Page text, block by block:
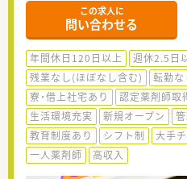
この求人に
問い合わせる
年間休日120日以上 週休2.5日
残業なし(ほぼなし含む)
転勤な
寮・借上社宅あり
認定薬剤師取
生活環境充実
新規オープン
教育制度あり
シフト制 大手
一人薬剤師
高収入